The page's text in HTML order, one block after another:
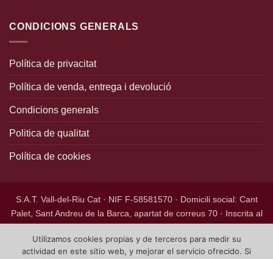
CONDICIONS GENERALS
Política de privacitat
Política de venda, entrega i devolució
Condicions generals
Politica de qualitat
Política de cookies
S.A.T. Vall-del-Riu Cat · NIF F-58581570 · Domicili social: Cant
Palet, Sant Andreu de la Barca, apartat de correus 70 · Inscrita al
núm. 1055 CAT, foli 5, tom 11, inscripció 1a.
Utilizamos cookies propias y de terceros para medir su
actividad en este sitio web, y mejorar el servicio ofrecido. Si